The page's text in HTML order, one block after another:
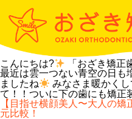
【目指せ横顔美人〜大人の
ました☆
こんにちは?
「おざき矯正
最近は雲一つない青空の日も
ましたね
みなさま暖かく
て！！ついに下の歯にも矯正
【目指せ横顔美人〜大人の
元比較！